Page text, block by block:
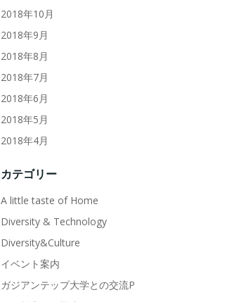
2018年10月
2018年9月
2018年8月
2018年7月
2018年6月
2018年5月
2018年4月
カテゴリー
A little taste of Home
Diversity & Technology
Diversity&Culture
イベント案内
ガジアンテップ大学との交流P